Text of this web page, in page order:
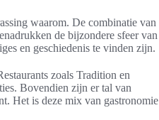
waarom. De combinatie van
de bijzondere sfeer van
en geschiedenis te vinden zijn.
zoals Tradition en
Bovendien zijn er tal van
Het is deze mix van gastronomie